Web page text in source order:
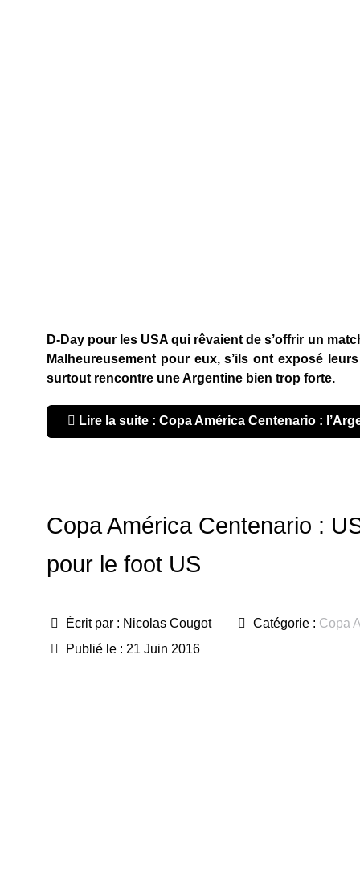
D-Day pour les USA qui rêvaient de s’offrir un
Malheureusement pour eux, s’ils ont exposé
surtout rencontre une Argentine bien trop forte.
Lire la suite : Copa América Centenario :
Copa América Centenario :
pour le foot US
Écrit par : Nicolas Cougot Catégorie : Copa
Publié le : 21 Juin 2016